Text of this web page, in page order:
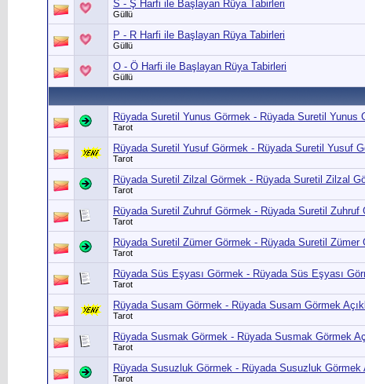
S - Ş Harfi ile Başlayan Rüya Tabirleri
Güllü
P - R Harfi ile Başlayan Rüya Tabirleri
Güllü
O - Ö Harfi ile Başlayan Rüya Tabirleri
Güllü
Rüyada Suretil Yunus Görmek - Rüyada Suretil Yunus
Tarot
Rüyada Suretil Yusuf Görmek - Rüyada Suretil Yusuf
Tarot
Rüyada Suretil Zilzal Görmek - Rüyada Suretil Zilzal
Tarot
Rüyada Suretil Zuhruf Görmek - Rüyada Suretil Zuhruf
Tarot
Rüyada Suretil Zümer Görmek - Rüyada Suretil Zümer
Tarot
Rüyada Süs Eşyası Görmek - Rüyada Süs Eşyası
Tarot
Rüyada Susam Görmek - Rüyada Susam Görmek
Tarot
Rüyada Susmak Görmek - Rüyada Susmak Görmek
Tarot
Rüyada Susuzluk Görmek - Rüyada Susuzluk
Tarot